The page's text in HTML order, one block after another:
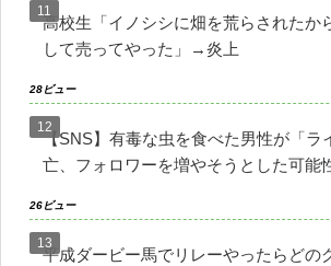
高校生「イノシシに畑を荒らされたか
して売ってやった」→炎上
28ビュー
【SNS】有毒な虫を食べた男性が「ラ
亡、フォロワーを増やそうとした可能
26ビュー
平成ダービー馬でリレーやったらどの